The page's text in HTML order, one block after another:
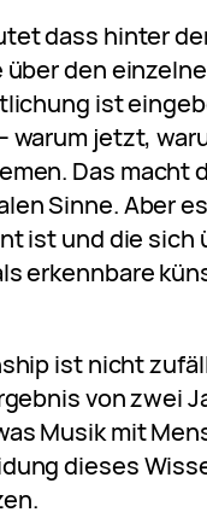
dass hinter
den
ist
warum jetzt,
Das macht
Sinne. Aber
ist und die sich
erkennbare
ist nicht
von zwei
Musik mit
dieses